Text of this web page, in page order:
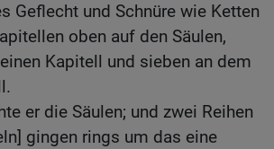
Geflecht und Schnüre wie Ketten
oben auf den Säulen,
Kapitell und sieben an dem
er die Säulen; und zwei Reihen
gingen rings um das eine